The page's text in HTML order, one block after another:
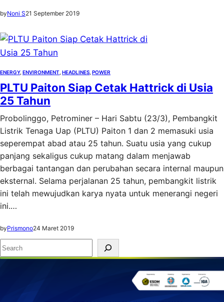
byNoni S21 September 2019
ENERGY, ENVIRONMENT HEADLINES POWER
PLTU Paiton Siap Cetak Hattrick di Usia
25 Tahun
Probolinggo, Petrominer – Hari Sabtu (23/3), Pembangkit
Listrik Tenaga Uap (PLTU) Paiton 1 dan 2 memasuki usia
seperempat abad atau 25 tahun. Suatu usia yang cukup
panjang sekaligus cukup matang dalam menjawab
berbagai tantangan dan perubahan secara internal maupun
eksternal. Selama perjalanan 25 tahun, pembangkit listrik
ini telah mewujudkan karya nyata untuk menerangi negeri
ini.…
byPrismono24 Maret 2019
S
e